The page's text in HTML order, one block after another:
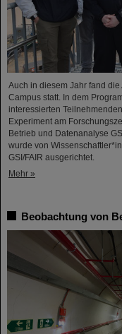
Auch in diesem Jahr fand
Campus statt. In dem
interessierten
Experiment am
Betrieb und Datenanalyse
wurde von
GSI/FAIR ausgerichtet.
Mehr »
Beobachtung von